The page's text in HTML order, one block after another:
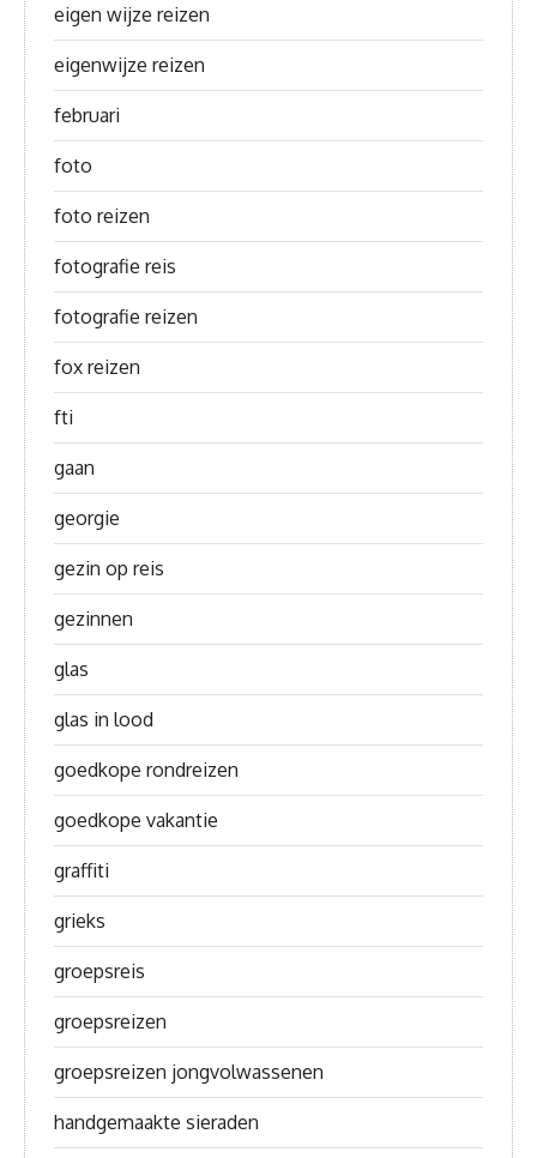
eigen wijze reizen
eigenwijze reizen
februari
foto
foto reizen
fotografie reis
fotografie reizen
fox reizen
fti
gaan
georgie
gezin op reis
gezinnen
glas
glas in lood
goedkope rondreizen
goedkope vakantie
graffiti
grieks
groepsreis
groepsreizen
groepsreizen jongvolwassenen
handgemaakte sieraden